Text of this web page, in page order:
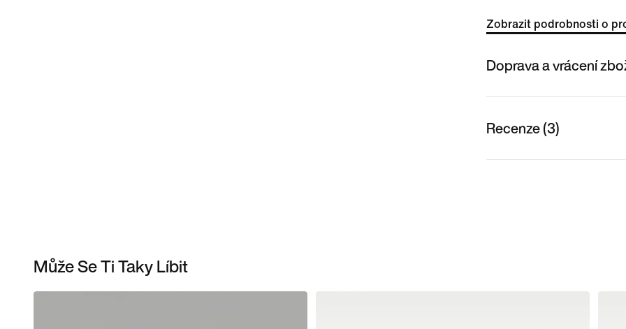
Zobrazit podrobnosti o
Doprava a vrácení
Recenze (3)
Může Se Ti Taky Líbit